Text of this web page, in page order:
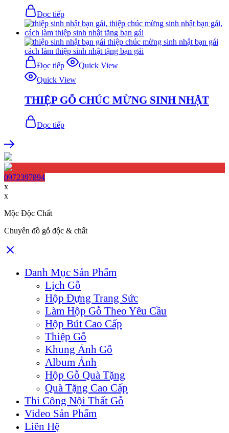
Đọc tiếp
Đọc tiếp
Quick View
Quick View
THIỆP GỖ CHÚC MỪNG SINH NHẬT
Đọc tiếp
0972397894
x
x
Mộc Độc Chất
Chuyên đồ gỗ độc & chất
Danh Mục Sản Phẩm
Lịch Gỗ
Hộp Đựng Trang Sức
Làm Hộp Gỗ Theo Yêu Cầu
Hộp Bút Cao Cấp
Thiệp Gỗ
Khung Ảnh Gỗ
Album Ảnh
Hộp Gỗ Quà Tặng
Quà Tặng Cao Cấp
Thi Công Nội Thất Gỗ
Video Sản Phẩm
Liên Hệ